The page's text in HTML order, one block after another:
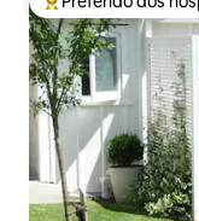
Entre os melhores